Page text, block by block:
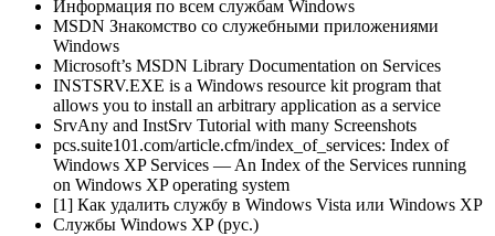
Информация по всем службам Windows
MSDN Знакомство со служебными приложениями
Windows
Microsoft’s MSDN Library Documentation on Services
INSTSRV.EXE is a Windows resource kit program that
allows you to install an arbitrary application as a service
SrvAny and InstSrv Tutorial with many Screenshots
pcs.suite101.com/article.cfm/index_of_services: Index of
Windows XP Services — An Index of the Services running
on Windows XP operating system
[1] Как удалить службу в Windows Vista или Windows XP
Службы Windows XP (рус.)